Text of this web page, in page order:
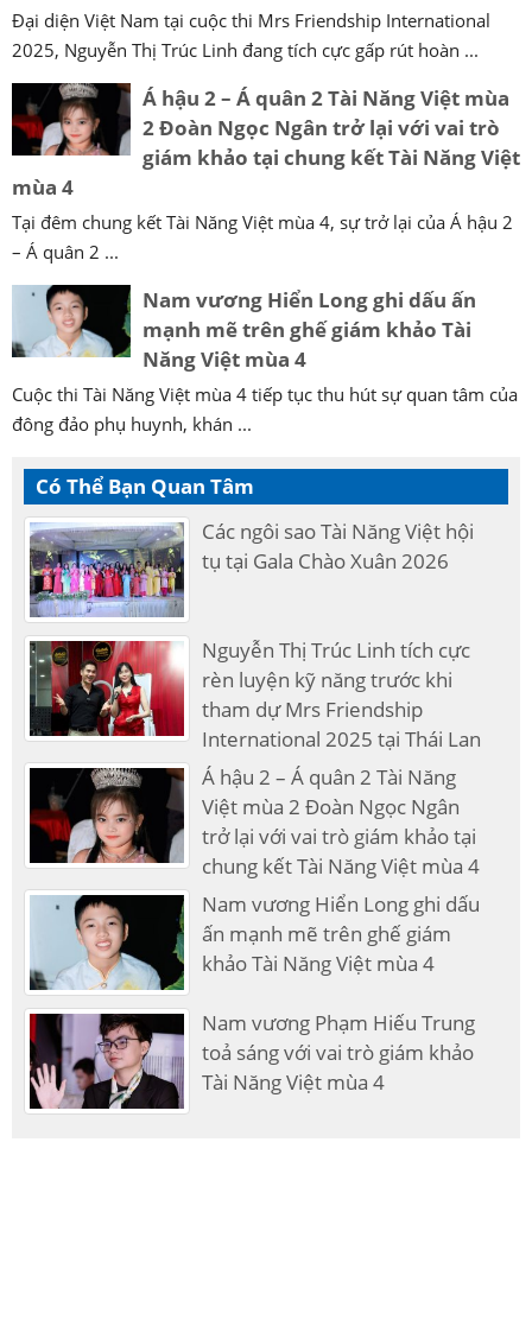
Đại diện Việt Nam tại cuộc thi Mrs Friendship International
2025, Nguyễn Thị Trúc Linh đang tích cực gấp rút hoàn ...
Á hậu 2 – Á quân 2 Tài Năng Việt mùa
2 Đoàn Ngọc Ngân trở lại với vai trò
giám khảo tại chung kết Tài Năng Việt
mùa 4
Tại đêm chung kết Tài Năng Việt mùa 4, sự trở lại của Á hậu 2
– Á quân 2 ...
Nam vương Hiển Long ghi dấu ấn
mạnh mẽ trên ghế giám khảo Tài
Năng Việt mùa 4
Cuộc thi Tài Năng Việt mùa 4 tiếp tục thu hút sự quan tâm của
đông đảo phụ huynh, khán ...
Có Thể Bạn Quan Tâm
Các ngôi sao Tài Năng Việt hội
tụ tại Gala Chào Xuân 2026
Nguyễn Thị Trúc Linh tích cực
rèn luyện kỹ năng trước khi
tham dự Mrs Friendship
International 2025 tại Thái Lan
Á hậu 2 – Á quân 2 Tài Năng
Việt mùa 2 Đoàn Ngọc Ngân
trở lại với vai trò giám khảo tại
chung kết Tài Năng Việt mùa 4
Nam vương Hiển Long ghi dấu
ấn mạnh mẽ trên ghế giám
khảo Tài Năng Việt mùa 4
Nam vương Phạm Hiếu Trung
toả sáng với vai trò giám khảo
Tài Năng Việt mùa 4